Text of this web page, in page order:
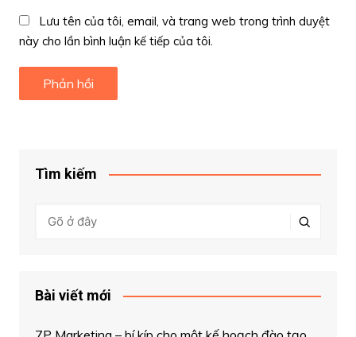
Lưu tên của tôi, email, và trang web trong trình duyệt
này cho lần bình luận kế tiếp của tôi.
Tìm kiếm
Bài viết mới